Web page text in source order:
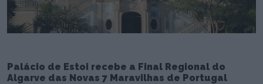
Palácio de Estoi recebe a Final Regional do
Algarve das Novas 7 Maravilhas de Portugal